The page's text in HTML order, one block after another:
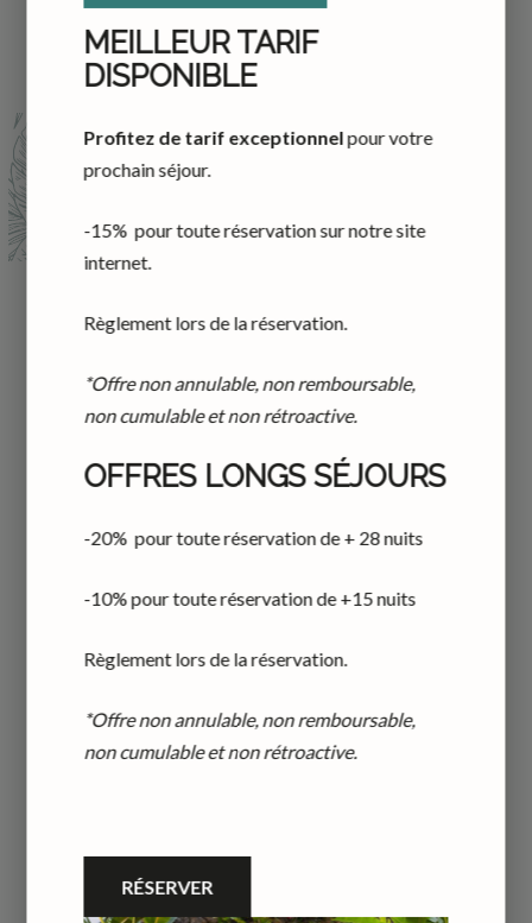
MEILLEUR TARIF
DISPONIBLE
Profitez de tarif exceptionnelpour votre
prochain séjour.
-15% pour toute réservation sur notre site
internet.
Règlement lors de la réservation.
*Offre non annulable, non remboursable,
non cumulable et non rétroactive.
OFFRES LONGS SÉJOURS
-20% pour toute réservation de + 28 nuits
-10% pour toute réservation de +15 nuits
Règlement lors de la réservation.
*Offre non annulable, non remboursable,
non cumulable et non rétroactive.
RÉSERVER
CHAMPAC
40m² 1 lit 160x200 cm 2 adultes
avec du mobilier de designers. Il est équipé d'une
équipée de 18m2 et d’une salle d’eau avec douche à